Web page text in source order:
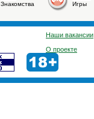
Знакомства Игры
Наши вакансии
О проекте